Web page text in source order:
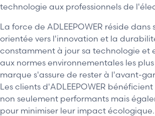
technologie aux professionnels de
La force de ADLEEPOWER réside
orientée vers l'innovation et la
constamment à jour sa technologie et
aux normes environnementales les
marque s'assure de rester à l'avant-
Les clients d'ADLEEPOWER
non seulement performants mais
pour minimiser leur impact